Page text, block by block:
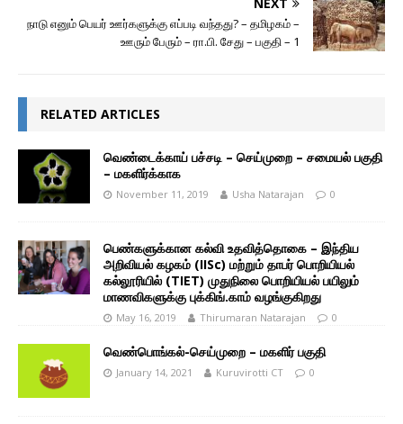
நாடு எனும் பெயர் ஊர்களுக்கு எப்படி வந்தது? – தமிழகம் –
ஊரும் பேரும் – ரா.பி. சேது – பகுதி – 1
RELATED ARTICLES
வெண்டைக்காய் பச்சடி – செய்முறை – சமையல் பகுதி
– மகளிர்க்காக
November 11, 2019 Usha Natarajan 0
பெண்களுக்கான கல்வி உதவித்தொகை – இந்திய
அறிவியல் கழகம் (IISc) மற்றும் தாபர் பொறியியல்
கல்லூரியில் (TIET) முதுநிலை பொறியியல் பயிலும்
மாணவிகளுக்கு புக்கிங்.காம் வழங்குகிறது
May 16, 2019 Thirumaran Natarajan 0
வெண்பொங்கல்-செய்முறை – மகளிர் பகுதி
January 14, 2021 Kuruvirotti CT 0